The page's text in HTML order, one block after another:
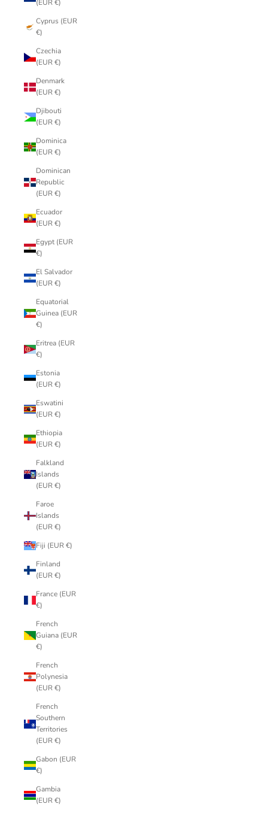
(EUR €)
Cyprus (EUR
€)
Czechia
(EUR €)
Denmark
(EUR €)
Djibouti
(EUR €)
Dominica
(EUR €)
Dominican
Republic
(EUR €)
Ecuador
(EUR €)
Egypt (EUR
€)
El Salvador
(EUR €)
Equatorial
Guinea (EUR
€)
Eritrea (EUR
€)
Estonia
(EUR €)
Eswatini
(EUR €)
Ethiopia
(EUR €)
Falkland
Islands
(EUR €)
Faroe
Islands
(EUR €)
Fiji (EUR €)
Finland
(EUR €)
France (EUR
€)
French
Guiana (EUR
€)
French
Polynesia
(EUR €)
French
Southern
Territories
(EUR €)
Gabon (EUR
€)
Gambia
(EUR €)